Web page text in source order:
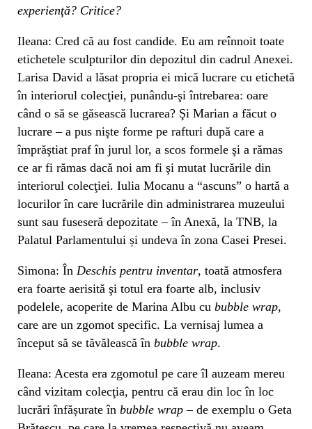
experienţă? Critice?
Ileana: Cred că au fost candide. Eu am reînnoit toate
etichetele sculpturilor din depozitul din cadrul Anexei.
Larisa David a lăsat propria ei mică lucrare cu etichetă
în interiorul colecţiei, punându-şi întrebarea: oare
când o să se găsească lucrarea? Şi Marian a făcut o
lucrare – a pus nişte forme pe rafturi după care a
împrăştiat praf în jurul lor, a scos formele şi a rămas
ce ar fi rămas dacă noi am fi şi mutat lucrările din
interiorul colecţiei. Iulia Mocanu a “ascuns” o hartă a
locurilor în care lucrările din administrarea muzeului
sunt sau fuseseră depozitate – în Anexă, la TNB, la
Palatul Parlamentului și undeva în zona Casei Presei.
Simona: În Deschis pentru inventar, toată atmosfera
era foarte aerisită şi totul era foarte alb, inclusiv
podelele, acoperite de Marina Albu cu bubble wrap,
care are un zgomot specific. La vernisaj lumea a
început să se tăvălească în bubble wrap.
Ileana: Acesta era zgomotul pe care îl auzeam mereu
când vizitam colecţia, pentru că erau din loc în loc
lucrări înfășurate în bubble wrap – de exemplu o Geta